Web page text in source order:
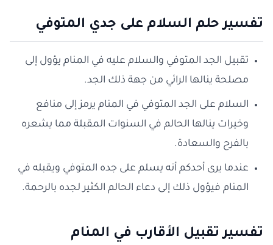
تفسير حلم السلام على جدي المتوفي
تقبيل الجد المتوفي والسلام عليه في المنام يؤول إلى
مصلحة ينالها الرائي من جهة ذلك الجد.
السلام على الجد المتوفي في المنام يرمز إلى منافع
وخيرات ينالها الحالم في السنوات المقبلة مما يشعره
بالفرح والسعادة.
عندما يرى أحدكم أنه يسلم على جده المتوفي ويقبله في
المنام فيؤول ذلك إلى دعاء الحالم الكثير لجده بالرحمة.
تفسير تقبيل الأقارب في المنام